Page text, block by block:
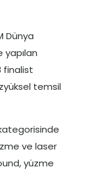
Dünya
yapılan
finalist
temsil
ve laser
yüzme